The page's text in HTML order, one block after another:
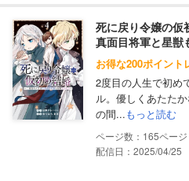
死に戻り令嬢の仮
真面目将軍と星獣
お得な200ポイント
2度目の人生で初め
ル。優しくあたた
の間...もっと読む
165
配信日：2025/04/25